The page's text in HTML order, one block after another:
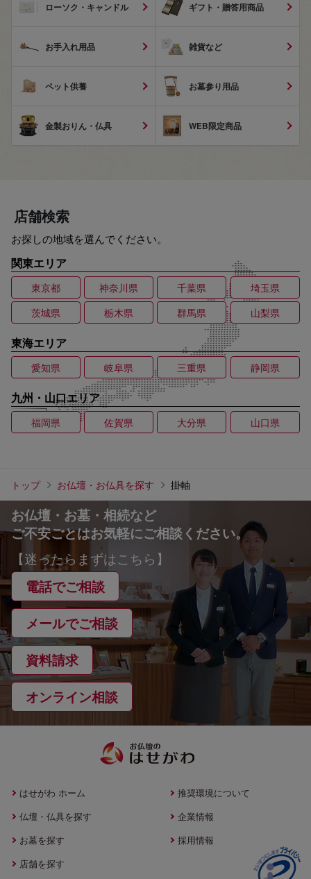
ローソク・キャンドル ギフト・贈答用商品
お手入れ用品 雑貨など
ペット供養 お墓参り用品
金製おりん・仏具 WEB限定商品
店舗検索
お探しの地域を選んでください。
関東エリア
東京都 神奈川県 千葉県
埼玉県
茨城県
栃木県 群馬県 山梨県
東海エリア
愛知県 岐阜県 三重県 静岡県
九州・山口エリア
福岡県 佐賀県 大分県 山口県
トップ お仏壇・お仏具を探す 掛軸
お仏壇・お墓・相続など
ご不安ごとはお気軽にご相談ください。
【迷ったらまずはこちら】
電話でご相談
メールでご相談
資料請求
オンライン相談
はせがわ ホーム
仏壇・仏具を探す
お墓を探す
店舗を探す
推奨環境について
企業情報
採用情報